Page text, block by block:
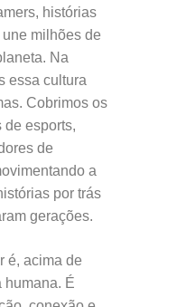
histórias
milhões de
Na
essa cultura
Cobrimos os
de esports,
de
a
por trás
gerações.
é, acima de
humana. É